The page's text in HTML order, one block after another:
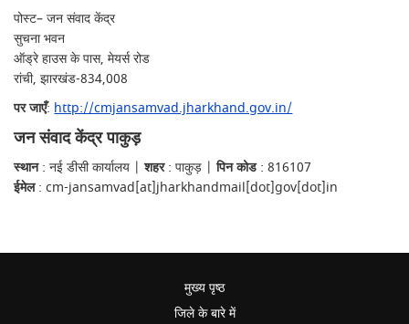
पोस्ट– जन संवाद केंद्र
सुचना भवन
ऑड्रे हाउस के पास, मेयर्स रोड
रांची, झारखंड-834,008
पर जाएँ: http://cmjansamvad.jharkhand.gov.in/
जन संवाद केंद्र पाकुड़
स्थान: नई डीसी कार्यालय |शहर: पाकुड़ |पिन कोड: 816107
ईमेल: cm-jansamvad[at]jharkhandmail[dot]gov[dot]in
मुख्य पृष्ठ
जिले के बारे में